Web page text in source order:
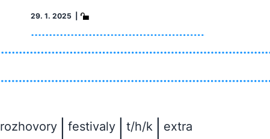
29. 1. 2025 |
rozhovory festivaly t/h/k extra